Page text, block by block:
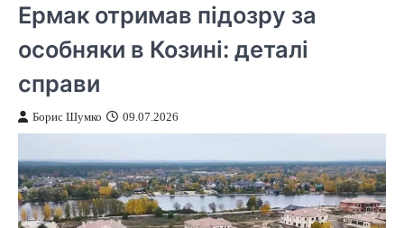
Ермак отримав підозру за
особняки в Козині: деталі
справи
Борис Шумко 09.07.2026